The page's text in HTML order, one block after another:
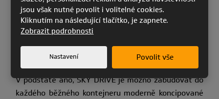
soustředit se jen na řízení záložní padáku…
Je možno SKY DRIVE zabudovat do libovolného
kontejneru?
V podstatě ano, SKY DRIVE je možno zabudovat do
každého běžného kontejneru moderně koncipované
jsou však nutné povolit i volitelné cookies.
Kliknutím na následující tlačítko, je zapnete.
Zobrazit podrobnosti
Nastavení Povolit vše